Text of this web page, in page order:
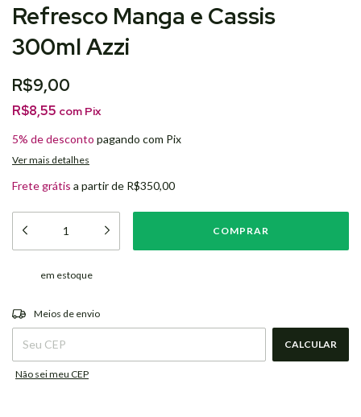
Refresco Manga e Cassis
300ml Azzi
R$9,00
R$8,55 com Pix
5% de desconto pagando com Pix
Ver mais detalhes
Frete grátis a partir de R$350,00
em estoque
Entregas para o CEP:
Meios de envio
CALCULAR
Não sei meu CEP